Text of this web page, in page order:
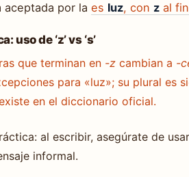
aceptada por la es luz, con z al
uso de ‘z’ vs ‘s’
que terminan en -z cambian a -
para «luz»; su plural es
en el diccionario oficial.
al escribir, asegúrate de
informal.